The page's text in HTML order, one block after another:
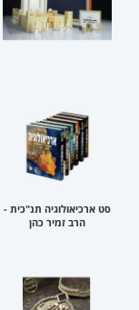
סט ארכיאולוגיה תנ"כית -
הרב זמיר כהן